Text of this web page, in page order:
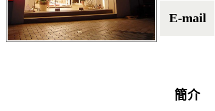
E-mail
簡介